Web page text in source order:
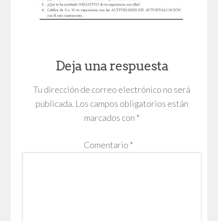
Deja una respuesta
Tu dirección de correo electrónico no será
publicada. Los campos obligatorios están
marcados con *
Comentario *